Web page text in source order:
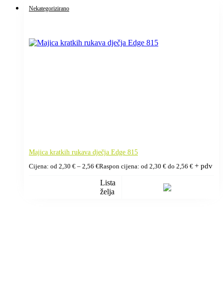
Nekategorizirano
Majica kratkih rukava dječja Edge 815
Cijena: od 2,30 € – 2,56 €Raspon cijena: od 2,30 € do 2,56 € + pdv
Lista
želja